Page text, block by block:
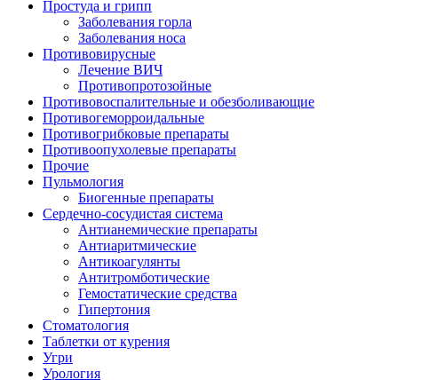
Простуда и грипп
Заболевания горла
Заболевания носа
Противовирусные
Лечение ВИЧ
Противопротозойные
Противовоспалительные и обезболивающие
Противогеморроидальные
Противогрибковые препараты
Противоопухолевые препараты
Прочие
Пульмология
Биогенные препараты
Сердечно-сосудистая система
Антианемические препараты
Антиаритмические
Антикоагулянты
Антитромботические
Гемостатические средства
Гипертония
Стоматология
Таблетки от курения
Угри
Урология